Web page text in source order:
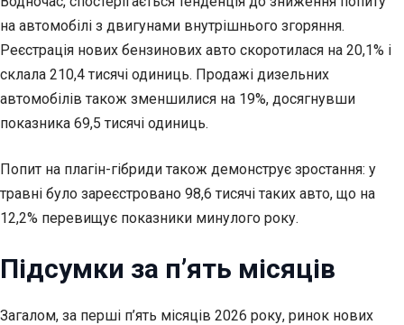
на автомобілі з двигунами внутрішнього згоряння.
Реєстрація нових бензинових авто скоротилася на 20,1% і
склала 210,4 тисячі одиниць. Продажі дизельних
автомобілів також зменшилися на 19%, досягнувши
показника 69,5 тисячі одиниць.
Попит на плагін-гібриди також демонструє зростання: у
травні було зареєстровано 98,6 тисячі таких авто, що на
12,2% перевищує показники минулого року.
Підсумки за п’ять місяців
Загалом, за перші п’ять місяців 2026 року, ринок нових